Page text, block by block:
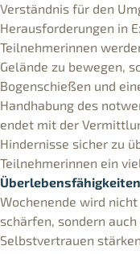
Verständnis für den
Herausforderungen in
Teilnehmerinnen
Gelände zu bewegen,
Bogenschießen und
Handhabung des
endet mit der
Hindernisse sicher zu
Teilnehmerinnen ein
Überlebensfähigkeiten
Wochenende wird nicht
schärfen, sondern
Selbstvertrauen